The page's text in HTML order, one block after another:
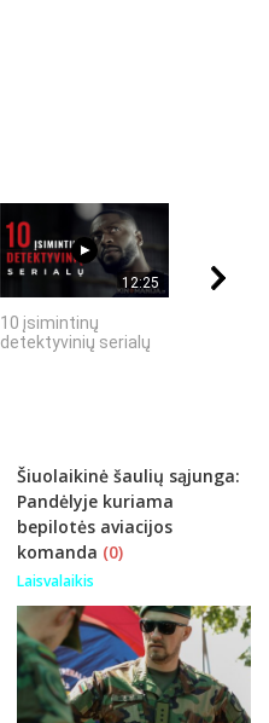
12:25
10 įsimintinų
detektyvinių serialų
Šiuolaikinė šaulių sąjunga:
Pandėlyje kuriama
bepilotės aviacijos
komanda (0)
Laisvalaikis